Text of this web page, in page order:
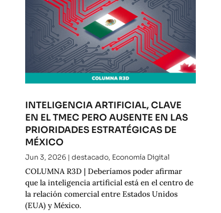
INTELIGENCIA ARTIFICIAL, CLAVE
EN EL TMEC PERO AUSENTE EN LAS
PRIORIDADES ESTRATÉGICAS DE
MÉXICO
Jun 3, 2026| destacado, Economía Digital
COLUMNA R3D | Deberíamos poder afirmar
que la inteligencia artificial está en el centro de
la relación comercial entre Estados Unidos
(EUA) y México.